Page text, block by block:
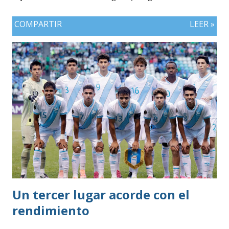
COMPARTIR LEER »
Un tercer lugar acorde con el
rendimiento